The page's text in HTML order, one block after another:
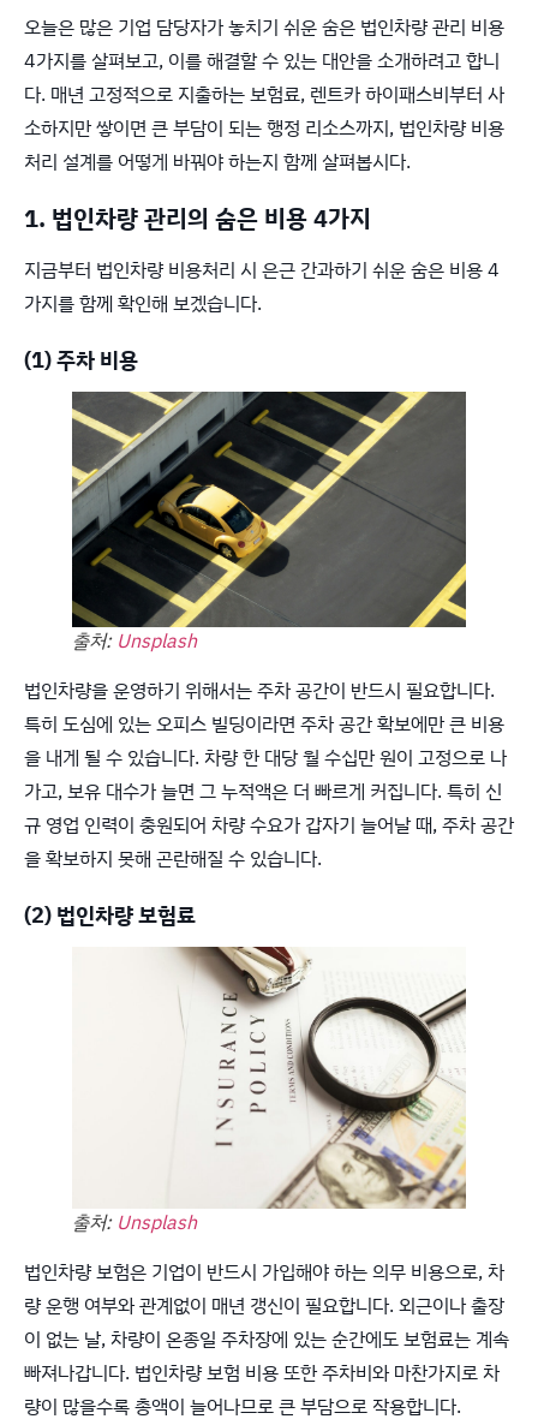
오늘은 많은 기업 담당자가 놓치기 쉬운 숨은 법인차량 관리 비용
4가지를 살펴보고, 이를 해결할 수 있는 대안을 소개하려고 합니
다. 매년 고정적으로 지출하는 보험료, 렌트카 하이패스비부터 사
소하지만 쌓이면 큰 부담이 되는 행정 리소스까지, 법인차량 비용
처리 설계를 어떻게 바꿔야 하는지 함께 살펴봅시다.
1. 법인차량 관리의 숨은 비용 4가지
지금부터 법인차량 비용처리 시 은근 간과하기 쉬운 숨은 비용 4
가지를 함께 확인해 보겠습니다.
(1) 주차 비용
출처: Unsplash
법인차량을 운영하기 위해서는 주차 공간이 반드시 필요합니다.
특히 도심에 있는 오피스 빌딩이라면 주차 공간 확보에만 큰 비용
을 내게 될 수 있습니다. 차량 한 대당 월 수십만 원이 고정으로 나
가고, 보유 대수가 늘면 그 누적액은 더 빠르게 커집니다. 특히 신
규 영업 인력이 충원되어 차량 수요가 갑자기 늘어날 때, 주차 공간
을 확보하지 못해 곤란해질 수 있습니다.
(2) 법인차량 보험료
출처: Unsplash
법인차량 보험은 기업이 반드시 가입해야 하는 의무 비용으로, 차
량 운행 여부와 관계없이 매년 갱신이 필요합니다. 외근이나 출장
이 없는 날, 차량이 온종일 주차장에 있는 순간에도 보험료는 계속
빠져나갑니다. 법인차량 보험 비용 또한 주차비와 마찬가지로 차
량이 많을수록 총액이 늘어나므로 큰 부담으로 작용합니다.